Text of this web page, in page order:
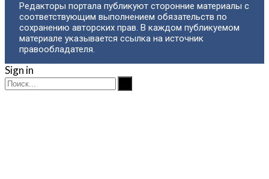
Редакторы портала публикуют сторонние материалы с
соответствующим выполнением обязательств по
сохранению авторских прав. В каждом публикуемом
материале указывается ссылка на источник
правообладателя.
Sign in